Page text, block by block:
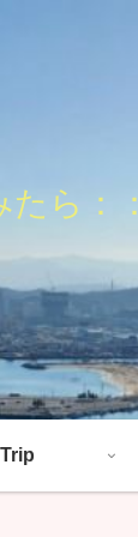
ら：：
Trip